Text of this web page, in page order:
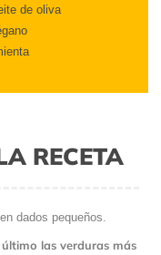
de oliva
RECETA
en dados pequeños.
las verduras más